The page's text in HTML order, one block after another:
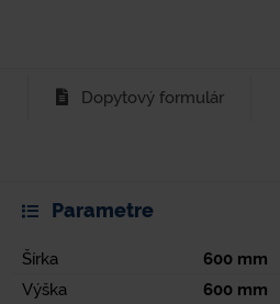
Dopytový formulár
Parametre
Šírka 600 mm
Výška
600 mm